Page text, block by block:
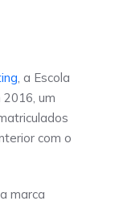
, a Escola
2016, um
com o
marca